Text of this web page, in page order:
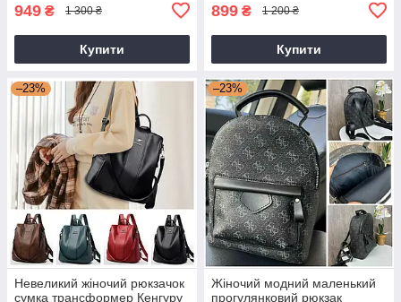
949 ₴ 1 300 ₴
Купити
899 ₴ 1 200 ₴
Купити
–23%
Невеликий жіночий рюкзачок
сумка трансформер Кенгуру
–23%
Жіночий модний маленький
прогулянковий рюкзак